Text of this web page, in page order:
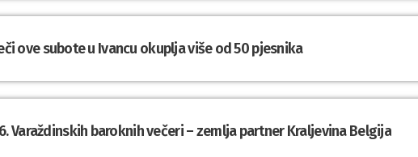
ove subote u Ivancu okuplja više od 50 pjesnika
Varaždinskih baroknih večeri – zemlja partner Kraljevina Belgija